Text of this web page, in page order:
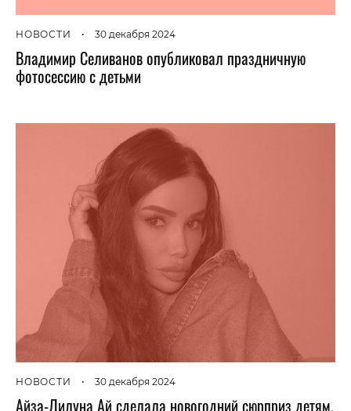
НОВОСТИ • 30 декабря 2024
Владимир Селиванов опубликовал праздничную
фотосессию с детьми
НОВОСТИ • 30 декабря 2024
Айза-Лилуна Ай сделала новогодний сюрприз детям.